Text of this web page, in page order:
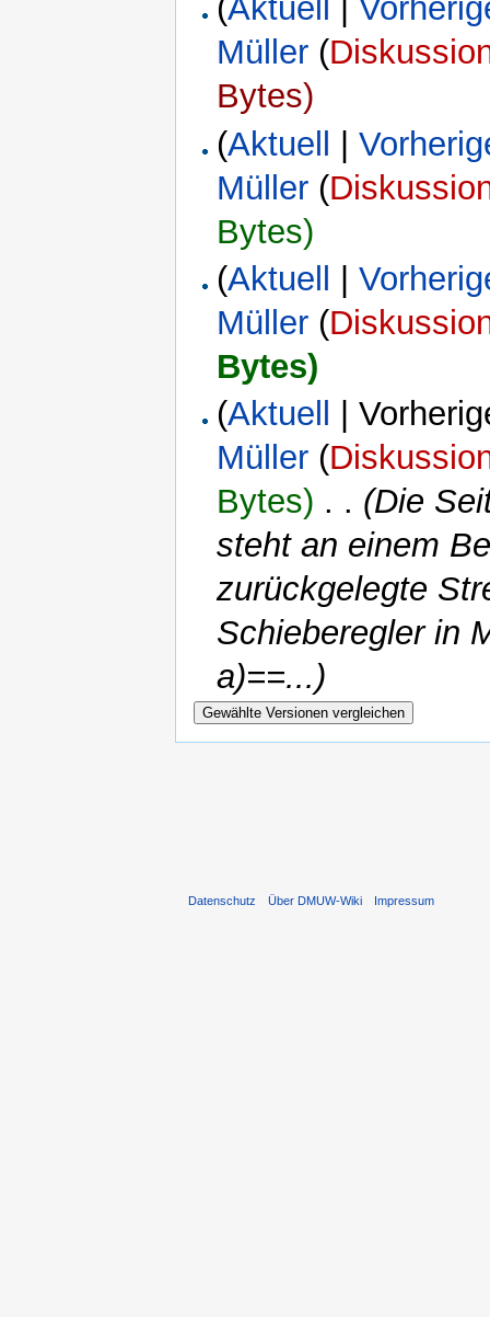
(Aktuell
Müller (
Bytes)
(Aktuell |
Müller (
Bytes)
(Aktuell |
Müller (
Bytes)
(Aktuell
|
Müller (
Bytes) . . (Die
steht an einem
zurückgelegte
Schieberegler in
a)==...)
Datenschutz Über DMUW-Wiki Impressum